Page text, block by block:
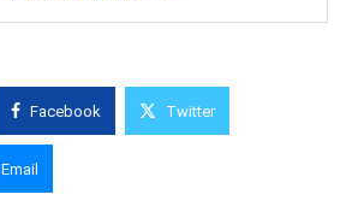
Facebook Twitter
Email